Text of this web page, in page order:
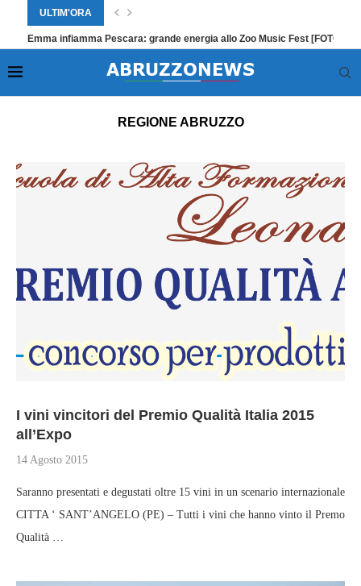
ULTIM'ORA
Emma infiamma Pescara: grande energia allo Zoo Music Fest [FOTO]
Home Regione Abruzzo»Pagina 954
REGIONE ABRUZZO
I vini vincitori del Premio Qualità Italia 2015
all’Expo
14 Agosto 2015
Saranno presentati e degustati oltre 15 vini in un scenario internazionale
CITTA ‘ SANT’ANGELO (PE) – Tutti i vini che hanno vinto il Premo
Qualità …